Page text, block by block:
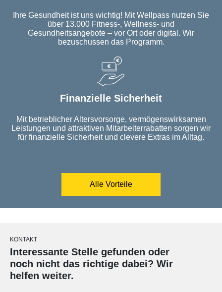
Ihre Gesundheit ist uns wichtig! Mit Wellpass nutzen Sie
über 13.000 Fitness-, Wellness- und
Gesundheitsangebote – vor Ort oder digital. Wir
bezuschussen das Programm.
Finanzielle Sicherheit
Mit betrieblicher Altersvorsorge, vermögenswirksamen
Leistungen und attraktiven Mitarbeiterrabatten sorgen wir
für finanzielle Sicherheit und clevere Extras im Alltag.
Alle Vorteile
KONTAKT
Interessante Stelle gefunden oder
noch nicht das richtige dabei? Wir
helfen weiter.